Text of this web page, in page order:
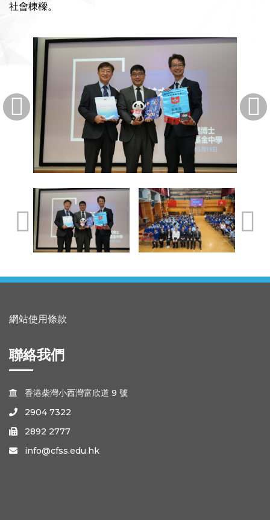
社會棟樑。
網站使用條款
聯絡我們
 香港柴灣小西灣富欣道 9 號
 2904 7322
 2892 2777
 info@cfss.edu.hk